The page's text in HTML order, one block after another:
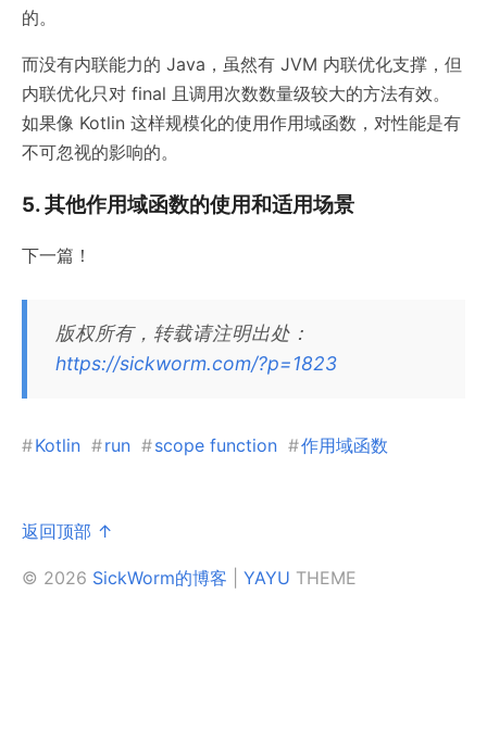
的。
而没有内联能力的 Java，虽然有 JVM 内联优化支撑，但
内联优化只对 final 且调用次数数量级较大的方法有效。
如果像 Kotlin 这样规模化的使用作用域函数，对性能是有
不可忽视的影响的。
5. 其他作用域函数的使用和适用场景
下一篇！
版权所有，转载请注明出处：
https://sickworm.com/?p=1823
#Kotlin #run #scope function #作用域函数
返回顶部 ↑
© 2026 SickWorm的博客 YAYU THEME